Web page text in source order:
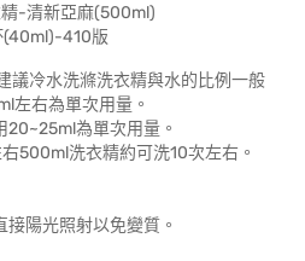
精-清新亞麻(500ml)
(40ml)-410版
議冷水洗滌洗衣精與水的比例一般
左右為單次用量。
為單次用量。
500ml洗衣精約可洗10次左右。
陽光照射以免變質。